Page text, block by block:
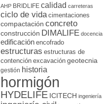
AHP BRIDLIFE calidad carreteras
ciclo de vida cimentaciones
compactación concreto
construcción DIMALIFE docencia
edificación encofrado
estructuras estructuras de
contención excavación geotecnia
gestión historia
hormigón
HYDELIFE ICITECH ingeniería